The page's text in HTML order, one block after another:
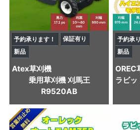
予約承ります！
保証有り
新品
Atex草刈機
乗用草刈機 刈馬王
R9520AB
予約承
新品
OREC
ラビ